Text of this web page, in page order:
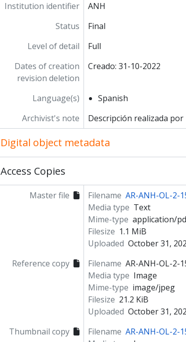
Institution identifier
ANH
Status
Final
Level of detail
Full
Dates of creation
revision deletion
Creado: 31-10-2022
Language(s)
Spanish
Archivist's note
Descripción realizada por
Digital object metadata
Access Copies
Master file Filename AR-ANH-OL-2-
Media type Text
Mime-type application/
Filesize 1.1 MiB
Uploaded October 31,
Reference copy
Filename AR-ANH-OL-2-
Media type Image
Mime-type image/jpeg
Filesize 21.2 KiB
Uploaded October 31,
Thumbnail copy
Filename AR-ANH-OL-2-